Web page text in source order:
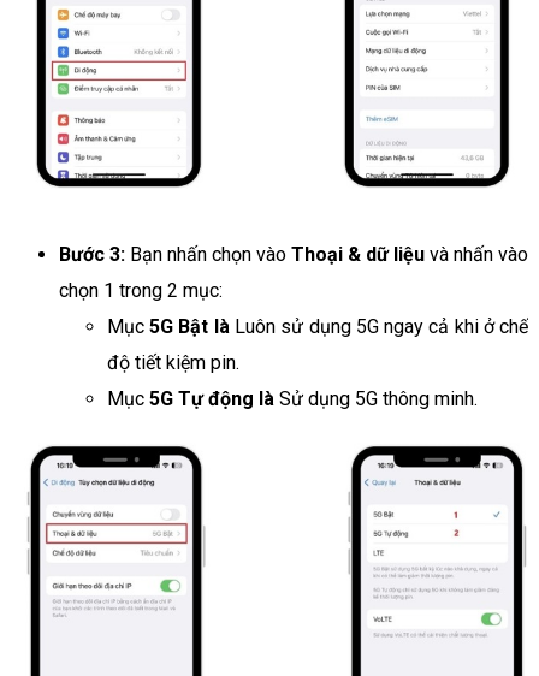
Bước 3:Bạn nhấn chọn vàoThoại & dữ liệu và nhấn vào
chọn 1 trong 2 mục:
Mục5G Bật làLuôn sử dụng 5G ngay cả khi ở chế
độ tiết kiệm pin.
Mục5G Tự động làSử dụng 5G thông minh.